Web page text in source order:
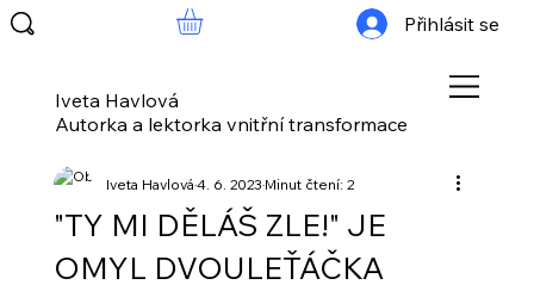
Iveta Havlová
Autorka a lektorka vnitřní transformace
Přihlásit se
"TY MI DĚLÁŠ ZLE!" JE
OMYL DVOULEŤÁČKA
Iveta Havlová4. 6. 2023Minut čtení: 2